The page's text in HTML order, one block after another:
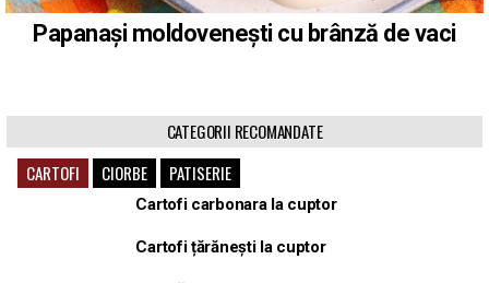
Papanași moldovenești cu brânză de vaci
CATEGORII RECOMANDATE
CARTOFI
CIORBE PATISERIE
Cartofi carbonara la cuptor
Cartofi țărănești la cuptor